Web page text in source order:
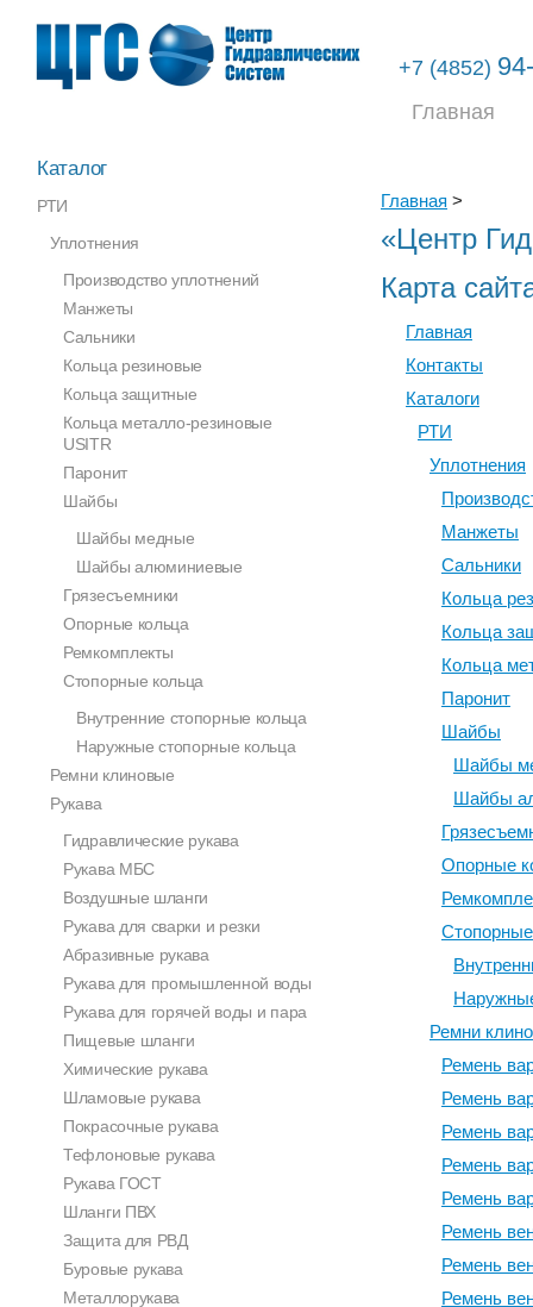
+7 (4852)
Главная
Главная >
«Центр
Карта
Главная
Контакты
Каталоги
РТИ
Уплотнения
Манжеты
Сальники
Кольца
Кольца
Кольца
Паронит
Шайбы
Шайбы
Шайбы
Опорные
Ремни
Ремень
Ремень
Ремень
Ремень
Ремень
Ремень
Ремень
Ремень
Каталог
РТИ
Уплотнения
Производство уплотнений
Манжеты
Сальники
Кольца резиновые
Кольца защитные
Кольца металло-резиновые
USITR
Паронит
Шайбы
Шайбы медные
Шайбы алюминиевые
Грязесъемники
Опорные кольца
Ремкомплекты
Стопорные кольца
Внутренние стопорные кольца
Наружные стопорные кольца
Ремни клиновые
Рукава
Гидравлические рукава
Рукава МБС
Воздушные шланги
Рукава для сварки и резки
Абразивные рукава
Рукава для промышленной воды
Рукава для горячей воды и пара
Пищевые шланги
Химические рукава
Шламовые рукава
Покрасочные рукава
Тефлоновые рукава
Рукава ГОСТ
Шланги ПВХ
Защита для РВД
Буровые рукава
Металлорукава